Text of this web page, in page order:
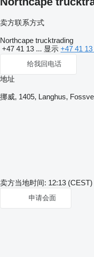
卖方联系方式
Northcape trucktrading
+47 41 13 ... 显示 +47 41
给我回电话
地址
挪威, 1405, Langhus,
卖方当地时间: 12:13 (CEST)
申请会面